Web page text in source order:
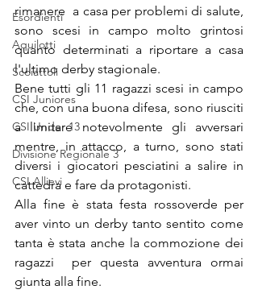
Esordienti
Aquilotti
Scoiattoli
CSI Juniores
CSI Under 13
Divisione Regionale 3
CSI Allievi
rimanere  a casa per problemi di salute,
sono scesi in campo molto grintosi
quanto determinati a riportare a casa
l'ultimo derby stagionale.
Bene tutti gli 11 ragazzi scesi in campo
che, con una buona difesa, sono riusciti
a limitare notevolmente gli avversari
mentre, in attacco, a turno, sono stati
diversi i giocatori pesciatini a salire in
cattedra e fare da protagonisti.
Alla fine è stata festa rossoverde per
aver vinto un derby tanto sentito come
tanta è stata anche la commozione dei
ragazzi  per questa avventura ormai
giunta alla fine.